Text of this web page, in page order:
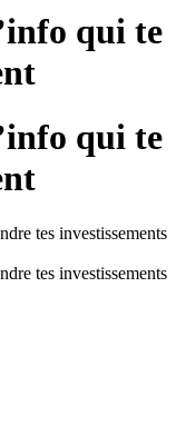
qui te
qui te
tes investissements
tes investissements